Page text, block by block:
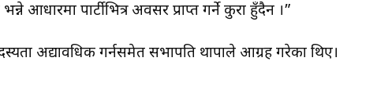
पार्टीभित्र अवसर प्राप्त गर्ने कुरा हुँदैन ।”
अद्यावधिक गर्नसमेत सभापति थापाले आग्रह गरेका थिए।